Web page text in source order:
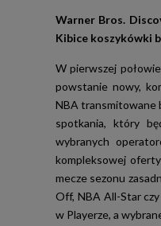
Warner Bros.
Kibice koszykówki
W pierwszej
powstanie nowy,
NBA transmitowane
spotkania, który
wybranych
kompleksowej
mecze sezonu
Off, NBA All-Star
w Playerze, a